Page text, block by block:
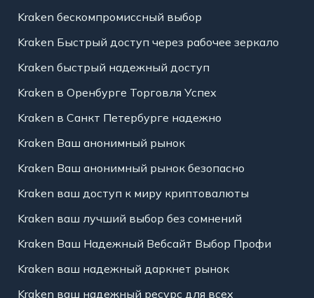
Kraken бескомпромиссный выбор
Kraken Быстрый доступ через рабочее зеркало
Kraken быстрый надежный доступ
Kraken в Оренбурге Торговля Успех
Kraken в Санкт Петербурге надежно
Kraken Ваш анонимный рынок
Kraken Ваш анонимный рынок безопасно
Kraken ваш доступ к миру криптовалюты
Kraken ваш лучший выбор без сомнений
Kraken Ваш Надежный Вебсайт Выбор Профи
Kraken ваш надежный даркнет рынок
Kraken ваш надежный ресурс для всех